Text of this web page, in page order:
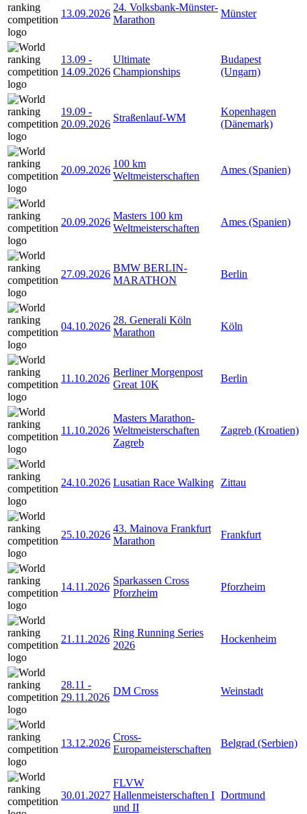
13.09.2026
24. Volksbank-Münster-
Marathon
Münster
13.09 -
14.09.2026
Ultimate
Championships
Budapest
(Ungarn)
19.09 -
20.09.2026
Straßenlauf-WM
Kopenhagen
(Dänemark)
20.09.2026
100 km
Weltmeisterschaften
Ames (Spanien)
20.09.2026
Masters 100 km
Weltmeisterschaften
Ames (Spanien)
27.09.2026
BMW BERLIN-
MARATHON
Berlin
04.10.2026
28. Generali Köln
Marathon
Köln
11.10.2026
Berliner Morgenpost
Great 10K
Berlin
11.10.2026
Masters Marathon-
Weltmeisterschaften
Zagreb
Zagreb (Kroatien)
24.10.2026 Lusatian Race Walking Zittau
25.10.2026
43. Mainova Frankfurt
Marathon
Frankfurt
14.11.2026
Sparkassen Cross
Pforzheim
Pforzheim
21.11.2026
Ring Running Series
2026
Hockenheim
28.11 -
29.11.2026
DM Cross Weinstadt
13.12.2026
Cross-
Europameisterschaften
Belgrad (Serbien)
30.01.2027
FLVW
Hallenmeisterschaften I
und II
Dortmund